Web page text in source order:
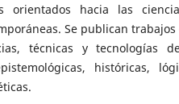
orientados hacia las
Se publican
técnicas y tecnologías
históricas,